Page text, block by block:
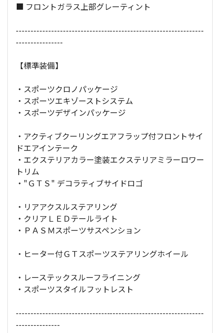
■ フロントガラス上部グレーティント
----------------------------------------------------------------
----------------
【標準装備】
・スポーツクロノパッケージ
・スポーツエキゾーストシステム
・スポーツデザインパッケージ
・アクティブクーリングエアフラップ付フロントサイ
ドエアインテーク
・エクステリアカラー塗装エクステリアミラーロワー
トリム
・"ＧＴＳ" デコラティブサイドロゴ
・リアアクスルステアリング
・クリアＬＥＤテールライト
・ＰＡＳＭスポーツサスペンション
・ヒーター付ＧＴスポーツステアリングホイール
・レーステックスルーフライニング
・スポーツスタイルフットレスト
----------------------------------------------------------------
---------------